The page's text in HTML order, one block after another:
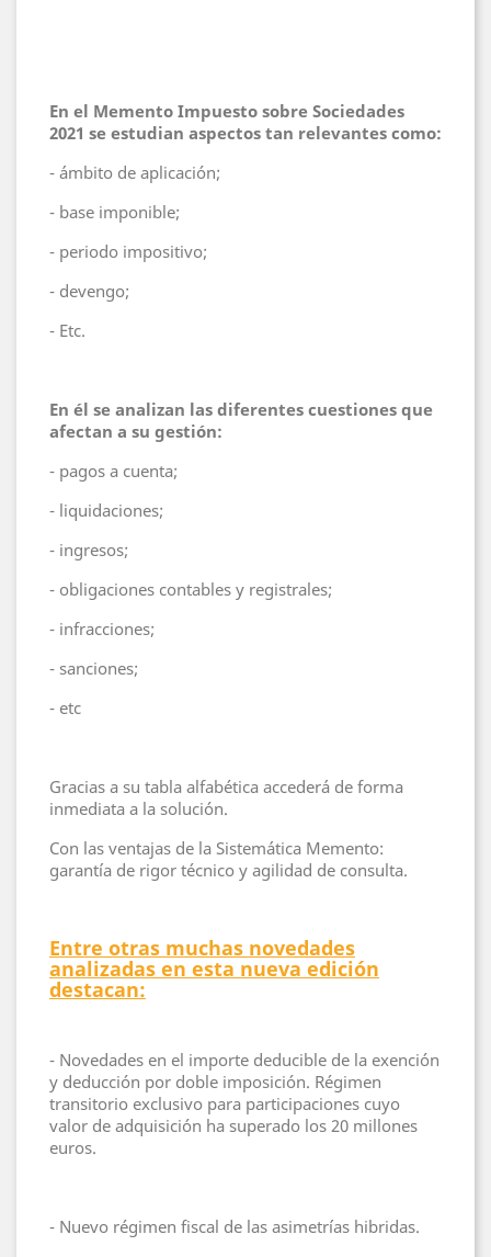
En el Memento Impuesto sobre Sociedades
2021 se estudian aspectos tan relevantes como:
- ámbito de aplicación;
- base imponible;
- periodo impositivo;
- devengo;
- Etc.
En él se analizan las diferentes cuestiones que
afectan a su gestión:
- pagos a cuenta;
- liquidaciones;
- ingresos;
- obligaciones contables y registrales;
- infracciones;
- sanciones;
- etc
Gracias a su tabla alfabética accederá de forma
inmediata a la solución.
Con las ventajas de la Sistemática Memento:
garantía de rigor técnico y agilidad de consulta.
Entre otras muchas novedades
analizadas en esta nueva edición
destacan:
- Novedades en el importe deducible de la exención
y deducción por doble imposición. Régimen
transitorio exclusivo para participaciones cuyo
valor de adquisición ha superado los 20 millones
euros.
- Nuevo régimen fiscal de las asimetrías hibridas.